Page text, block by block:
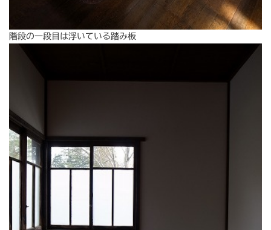
階段の一段目は浮いている踏み板